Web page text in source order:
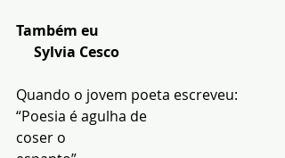
Também eu
Sylvia Cesco
Quando o jovem poeta escreveu:
“Poesia é agulha de
coser o